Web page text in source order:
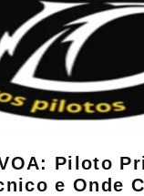
Piloto
e Onde